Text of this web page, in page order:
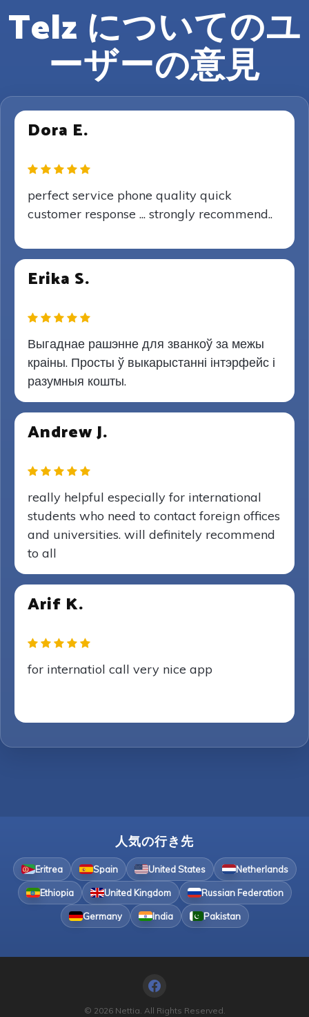
Telz についてのユ
ーザーの意見
Dora E.
perfect service phone quality quick
customer response ... strongly recommend..
Erika S.
Выгаднае рашэнне для званкоў за межы
краіны. Просты ў выкарыстанні інтэрфейс і
разумныя кошты.
Andrew J.
really helpful especially for international
students who need to contact foreign offices
and universities. will definitely recommend
to all
Arif K.
for internatiol call very nice app
人気の行き先
Eritrea Spain United States Netherlands
Ethiopia United Kingdom Russian Federation
Germany India Pakistan
© 2026 Nettia. All Rights Reserved.